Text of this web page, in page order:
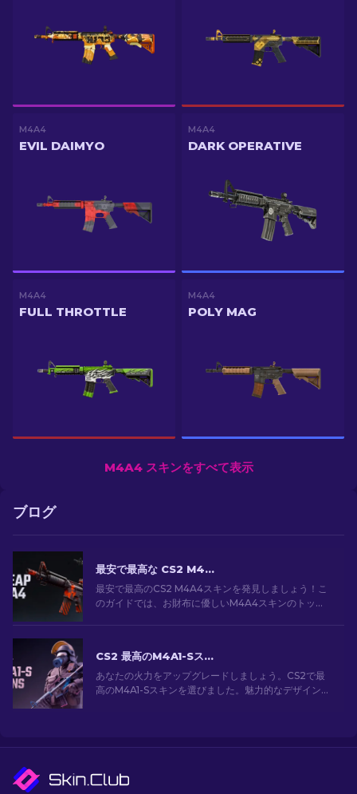
M4A4
EVIL DAIMYO
M4A4
DARK OPERATIVE
M4A4
FULL THROTTLE
M4A4
POLY MAG
M4A4 スキンをすべて表示
ブログ
最安で最高な CS2 M4A4 スキン [2026]
最安で最高のCS2 M4A4スキンを発見しましょう！こ
のガイドでは、お財布に優しいM4A4スキンのトップ
CS2 最高のM4A1-Sスキン [2026]
あなたの火力をアップグレードしましょう。CS2で最
高のM4A1-Sスキンを選びました。魅力的なデザインの